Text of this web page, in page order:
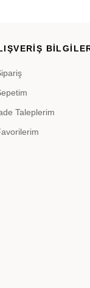
Taleplerim